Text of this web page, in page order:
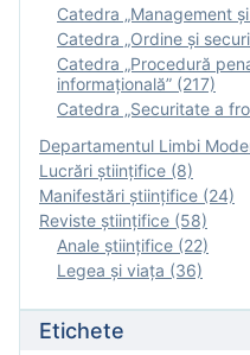
Catedra „Management
Catedra „Ordine și
Catedra „Procedură
informațională” (217)
Catedra „Securitate a
Departamentul Limbi
Lucrări științifice (8)
Manifestări ştiinţifice (24)
Reviste ştiinţifice (58)
Anale ştiinţifice (22)
Legea şi viaţa (36)
Etichete